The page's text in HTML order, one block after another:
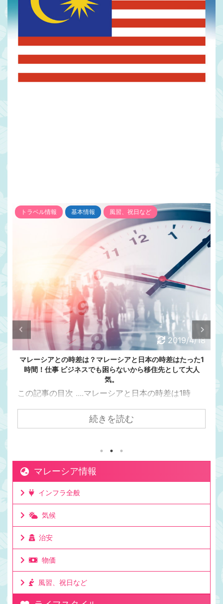
トラベル情報 基本情報 風習、祝日など
2019/4/18
マレーシアとの時差は？マレーシアと日本の時差はたった1
時間！仕事 ビジネスでも困らないから移住先として大人
気。
この記事の目次 ....マレーシアと日本の時差は1時
アラルンプールまで飛行機で7時間かかるけど時差は
1時間。マレーシアが移住先として人気の理由は時差
絡を取りやすい時差。移住して日本と仕事をしてい
る人もたくさんいる理由。ビジネスでリアルタイム
に連絡が取れるのは利点。ミーティングの時間も決
めやすいお昼休みの感覚も大体似た時間なのでわか
けど問題なし。時差としてはたった一時間 ...
続きを読む
マレーシア情報
インフラ全般
気候
治安
物価
風習、祝日など